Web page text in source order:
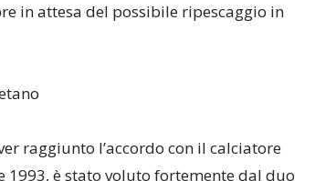
in attesa del possibile ripescaggio in
raggiunto l’accordo con il calciatore
1993, è stato voluto fortemente dal duo